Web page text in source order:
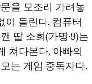
을 모조리 가려놓
이 들린다. 컴퓨터
딸 소희(가명·9)는
쳐다본다. 아빠의
는 게임 중독자다.